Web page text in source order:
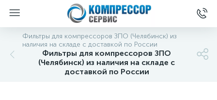
Фильтры для компрессоров ЗПО (Челябинск) из
наличия на складе с доставкой по России
Фильтры для компрессоров ЗПО
(Челябинск) из наличия на складе с
доставкой по России